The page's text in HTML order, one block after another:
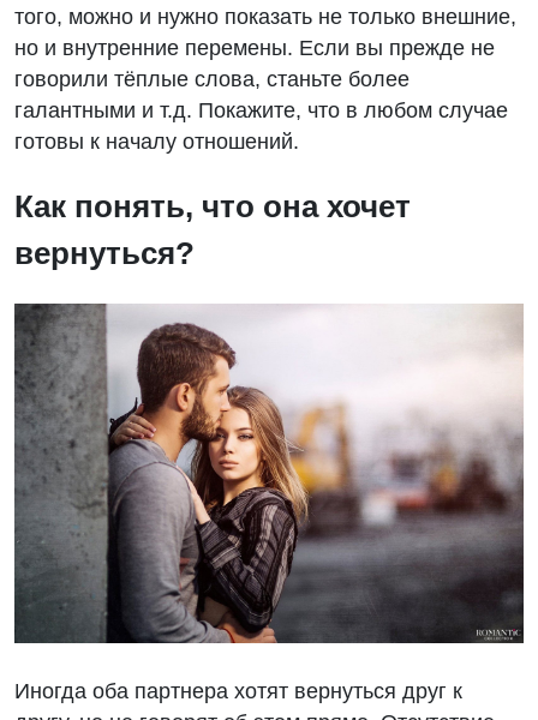
того, можно и нужно показать не только внешние,
но и внутренние перемены. Если вы прежде не
говорили тёплые слова, станьте более
галантными и т.д. Покажите, что в любом случае
готовы к началу отношений.
Как понять, что она хочет
вернуться?
Иногда оба партнера хотят вернуться друг к